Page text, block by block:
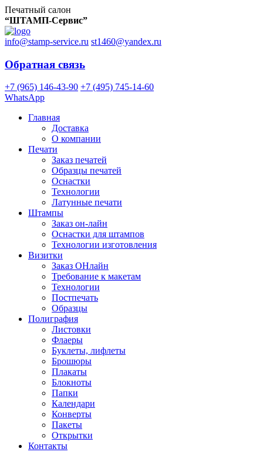
Печатный салон
“ШТАМП-Сервис”
info@stamp-service.ru st1460@yandex.ru
Обратная связь
+7 (965) 146-43-90 +7 (495) 745-14-60
WhatsApp
Главная
Доставка
О компании
Печати
Заказ печатей
Образцы печатей
Оснастки
Технологии
Латунные печати
Штампы
Заказ он-лайн
Оснастки для штампов
Технологии изготовления
Визитки
Заказ ОНлайн
Требование к макетам
Технологии
Постпечать
Образцы
Полиграфия
Листовки
Флаеры
Буклеты, лифлеты
Брошюры
Плакаты
Блокноты
Папки
Календари
Конверты
Пакеты
Открытки
Контакты